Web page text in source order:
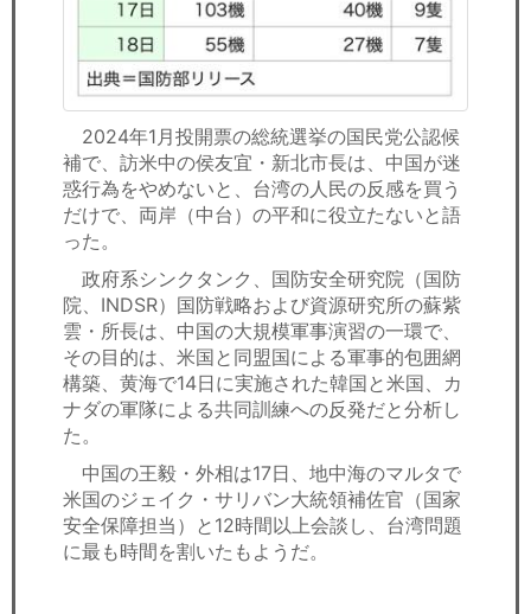
2024年1月投開票の総統選挙の国民党公認候
補で、訪米中の侯友宜・新北市長は、中国が迷
惑行為をやめないと、台湾の人民の反感を買う
だけで、両岸（中台）の平和に役立たないと語
った。
政府系シンクタンク、国防安全研究院（国防
院、INDSR）国防戦略および資源研究所の蘇紫
雲・所長は、中国の大規模軍事演習の一環で、
その目的は、米国と同盟国による軍事的包囲網
構築、黄海で14日に実施された韓国と米国、カ
ナダの軍隊による共同訓練への反発だと分析し
た。
中国の王毅・外相は17日、地中海のマルタで
米国のジェイク・サリバン大統領補佐官（国家
安全保障担当）と12時間以上会談し、台湾問題
に最も時間を割いたもようだ。